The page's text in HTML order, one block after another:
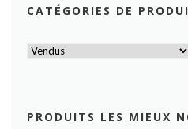
CATÉGORIES DE
PRODUITS LES MIEUX